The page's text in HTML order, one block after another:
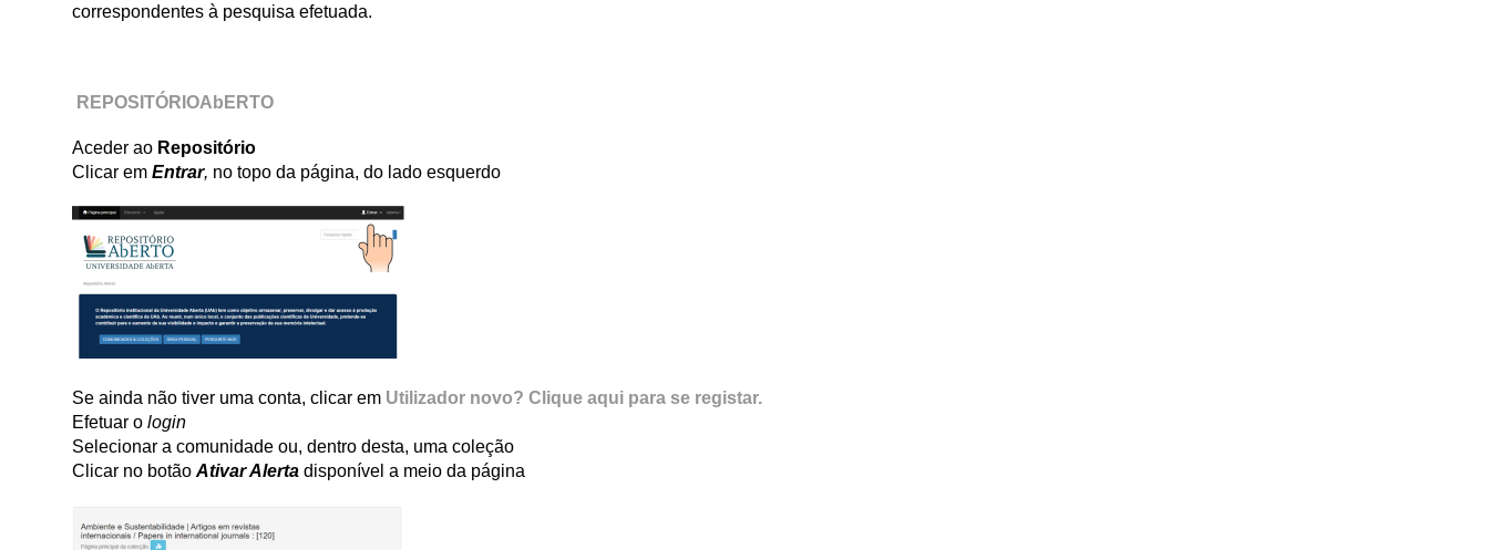
correspondentes à pesquisa efetuada.
REPOSITÓRIOAbERTO
Aceder ao Repositório
Clicar em Entrar, no topo da página, do lado esquerdo
Se ainda não tiver uma conta, clicar em Utilizador novo? Clique aqui para se registar.
Efetuar o login
Selecionar a comunidade ou, dentro desta, uma coleção
Clicar no botãoAtivar Alerta disponível a meio da página